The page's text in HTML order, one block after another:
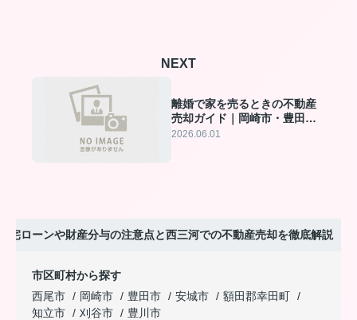
NEXT
離婚で家を売るときの不動産
売却ガイド｜岡崎市・豊田
市・安城市・幸田町・西尾市
2026.06.01
宅ローンや財産分与の注意点と西三河での不動産売却を徹底解説
市区町村から探す
西尾市
岡崎市 豊田市 安城市
額田郡幸田町
知立市
刈谷市
豊川市